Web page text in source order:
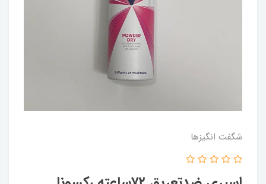
شگفت انگيزها